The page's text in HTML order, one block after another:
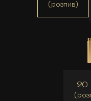
(розпив)
20